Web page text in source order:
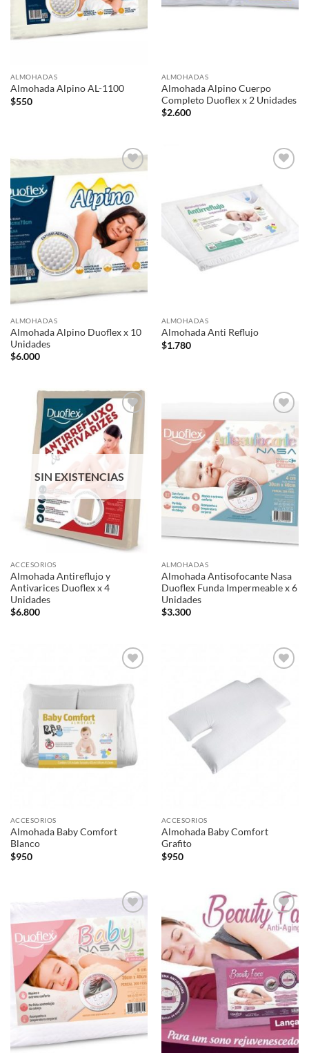
ALMOHADAS
Almohada Alpino AL-1100
$550
ALMOHADAS
Almohada Alpino Cuerpo
Completo Duoflex x 2 Unidades
$2.600
a la
lista de
deseos
ALMOHADAS
Almohada Alpino Duoflex x 10
Unidades
$6.000
ALMOHADAS
Almohada Anti Reflujo
$1.780
Añadir
a la
lista de
deseos
SIN EXISTENCIAS
ACCESORIOS
Almohada Antireflujo y
Antivarices Duoflex x 4
Unidades
$6.800
a la
lista de
deseos
ALMOHADAS
Almohada Antisofocante Nasa
Duoflex Funda Impermeable x 6
Unidades
$3.300
a la
ACCESORIOS
Almohada Baby Comfort
Blanco
$950
a la
lista de
ACCESORIOS
Almohada Baby Comfort
Grafito
$950
a la
lista de
deseos
Añadir
a la
lista de
deseos